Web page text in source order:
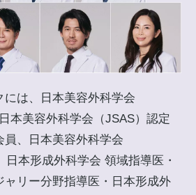
は、日本美容外科学会
本美容外科学会（JSAS）認定
員、日本美容外科学会
日本形成外科学会 領域指導医・
ャリー分野指導医・日本形成外